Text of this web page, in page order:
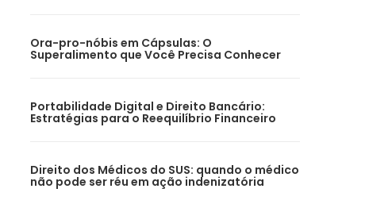
Ora-pro-nóbis em Cápsulas: O
Superalimento que Você Precisa Conhecer
Portabilidade Digital e Direito Bancário:
Estratégias para o Reequilíbrio Financeiro
Direito dos Médicos do SUS: quando o médico
não pode ser réu em ação indenizatória